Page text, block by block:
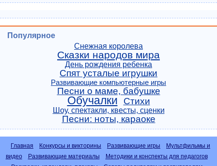
Популярное
Снежная королева
Сказки народов мира
День рождения ребенка
Спят усталые игрушки
Развивающие компьютерные игры
Песни о маме, бабушке
Обучалки Стихи
Шоу, спектакли, квесты, сценки
Песни: ноты, караоке
Главная Конкурсы и викторины Развивающие игры
Мультфильмы и
видео
Развивающие материалы
Методики и конспекты для педагогов